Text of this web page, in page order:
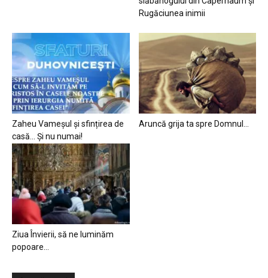
Rugăciunea inimii
Zaheu Vameșul și sfințirea de
casă… Și nu numai!
Aruncă grija ta spre Domnul…
Ziua Învierii, să ne luminăm
popoare…